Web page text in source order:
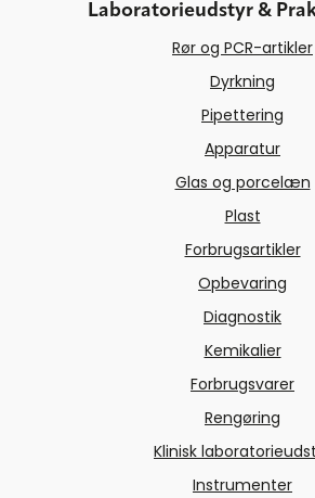
Laboratorieudstyr &
Rør og PCR-artikler
Dyrkning
Pipettering
Apparatur
Glas og porcelæn
Plast
Forbrugsartikler
Opbevaring
Diagnostik
Kemikalier
Forbrugsvarer
Rengøring
Klinisk
Instrumenter